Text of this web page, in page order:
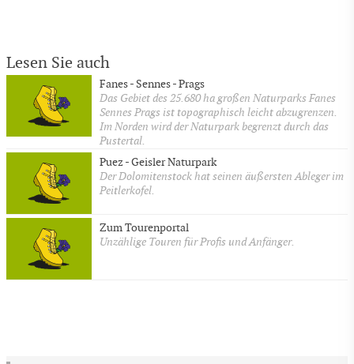
Lesen Sie auch
Fanes - Sennes - Prags
Das Gebiet des 25.680 ha großen Naturparks Fanes
Sennes Prags ist topographisch leicht abzugrenzen.
Im Norden wird der Naturpark begrenzt durch das
Pustertal.
Puez - Geisler Naturpark
Der Dolomitenstock hat seinen äußersten Ableger im
Peitlerkofel.
Zum Tourenportal
Unzählige Touren für Profis und Anfänger.